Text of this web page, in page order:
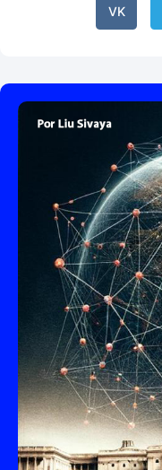
VK